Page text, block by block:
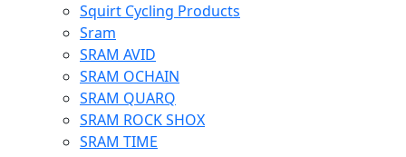
Squirt Cycling Products
Sram
SRAM AVID
SRAM OCHAIN
SRAM QUARQ
SRAM ROCK SHOX
SRAM TIME